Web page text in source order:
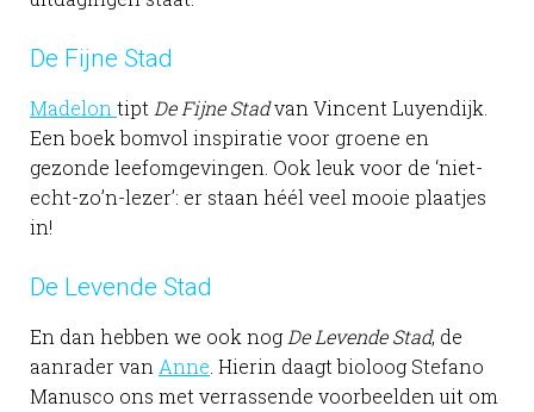
De Fijne Stad
Madelon tipt De Fijne Stadvan Vincent Luyendijk.
Een boek bomvol inspiratie voor groene en
gezonde leefomgevingen. Ook leuk voor de ‘niet-
echt-zo’n-lezer’: er staan héél veel mooie plaatjes
in!
De Levende Stad
En dan hebben we ook nog De Levende Stad, de
aanrader van Anne . Hierin daagt bioloog Stefano
Manusco ons met verrassende voorbeelden uit om